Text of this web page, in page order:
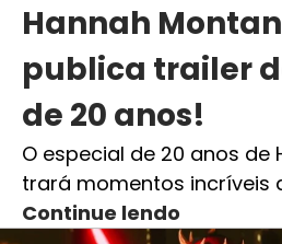
Hannah
publica trailer
de 20 anos!
O especial de 20 anos de
trará momentos incríveis
Continue lendo